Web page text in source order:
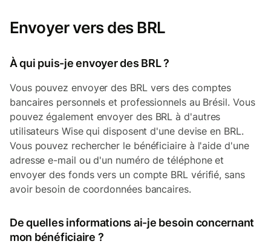
Envoyer vers des BRL
À qui puis-je envoyer des BRL ?
Vous pouvez envoyer des BRL vers des comptes
bancaires personnels et professionnels au Brésil. Vous
pouvez également envoyer des BRL à d'autres
utilisateurs Wise qui disposent d'une devise en BRL.
Vous pouvez rechercher le bénéficiaire à l'aide d'une
adresse e-mail ou d'un numéro de téléphone et
envoyer des fonds vers un compte BRL vérifié, sans
avoir besoin de coordonnées bancaires.
De quelles informations ai-je besoin concernant
mon bénéficiaire ?